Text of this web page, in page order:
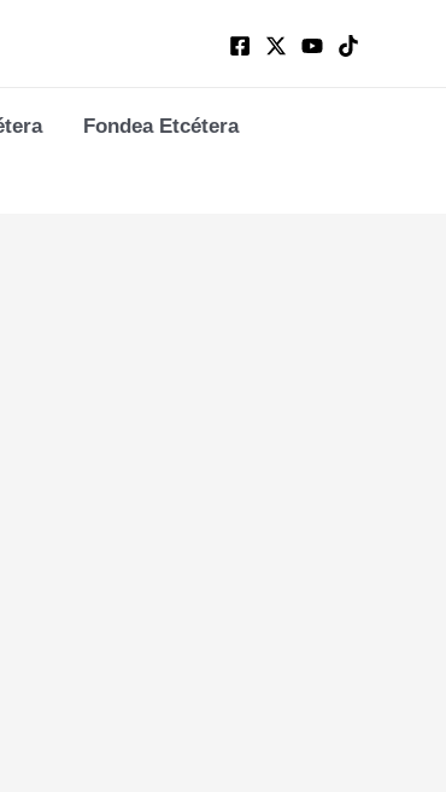
Fondea Etcétera